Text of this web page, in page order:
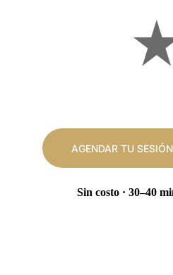
AGENDAR TU
Sin costo · 30–40